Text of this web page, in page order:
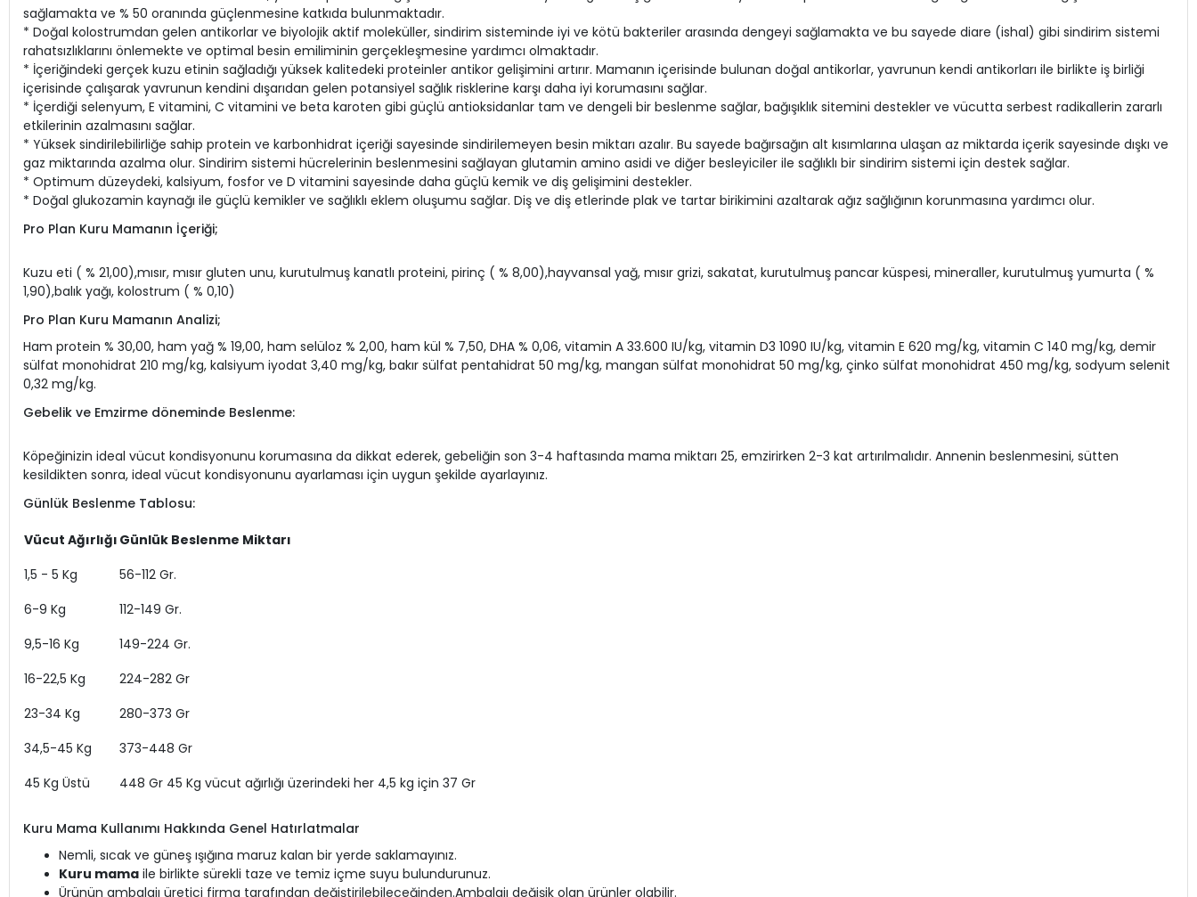
sağlamakta ve % 50 oranında güçlenmesine katkıda bulunmaktadır.
* Doğal kolostrumdan gelen antikorlar ve biyolojik aktif moleküller, sindirim sisteminde iyi ve kötü bakteriler arasında dengeyi sağlamakta ve bu sayede diare (ishal) gibi sindirim sistemi
rahatsızlıklarını önlemekte ve optimal besin emiliminin gerçekleşmesine yardımcı olmaktadır.
* İçeriğindeki gerçek kuzu etinin sağladığı yüksek kalitedeki proteinler antikor gelişimini artırır. Mamanın içerisinde bulunan doğal antikorlar, yavrunun kendi antikorları ile birlikte iş birliği
içerisinde çalışarak yavrunun kendini dışarıdan gelen potansiyel sağlık risklerine karşı daha iyi korumasını sağlar.
* İçerdiği selenyum, E vitamini, C vitamini ve beta karoten gibi güçlü antioksidanlar tam ve dengeli bir beslenme sağlar, bağışıklık sitemini destekler ve vücutta serbest radikallerin zararlı
etkilerinin azalmasını sağlar.
* Yüksek sindirilebilirliğe sahip protein ve karbonhidrat içeriği sayesinde sindirilemeyen besin miktarı azalır. Bu sayede bağırsağın alt kısımlarına ulaşan az miktarda içerik sayesinde dışkı ve
gaz miktarında azalma olur. Sindirim sistemi hücrelerinin beslenmesini sağlayan glutamin amino asidi ve diğer besleyiciler ile sağlıklı bir sindirim sistemi için destek sağlar.
* Optimum düzeydeki, kalsiyum, fosfor ve D vitamini sayesinde daha güçlü kemik ve diş gelişimini destekler.
* Doğal glukozamin kaynağı ile güçlü kemikler ve sağlıklı eklem oluşumu sağlar. Diş ve diş etlerinde plak ve tartar birikimini azaltarak ağız sağlığının korunmasına yardımcı olur.
Pro Plan Kuru Mamanın İçeriği;
Kuzu eti ( % 21,00),mısır, mısır gluten unu, kurutulmuş kanatlı proteini, pirinç ( % 8,00),hayvansal yağ, mısır grizi, sakatat, kurutulmuş pancar küspesi, mineraller, kurutulmuş yumurta ( %
1,90),balık yağı, kolostrum ( % 0,10)
Pro Plan Kuru Mamanın Analizi;
Ham protein % 30,00, ham yağ % 19,00, ham selüloz % 2,00, ham kül % 7,50, DHA % 0,06, vitamin A 33.600 IU/kg, vitamin D3 1090 IU/kg, vitamin E 620 mg/kg, vitamin C 140 mg/kg, demir
sülfat monohidrat 210 mg/kg, kalsiyum iyodat 3,40 mg/kg, bakır sülfat pentahidrat 50 mg/kg, mangan sülfat monohidrat 50 mg/kg, çinko sülfat monohidrat 450 mg/kg, sodyum selenit
0,32 mg/kg.
Gebelik ve Emzirme döneminde Beslenme:
Köpeğinizin ideal vücut kondisyonunu korumasına da dikkat ederek, gebeliğin son 3-4 haftasında mama miktarı 25, emzirirken 2-3 kat artırılmalıdır. Annenin beslenmesini, sütten
kesildikten sonra, ideal vücut kondisyonunu ayarlaması için uygun şekilde ayarlayınız.
Günlük Beslenme Tablosu:
Vücut Ağırlığı Günlük Beslenme Miktarı
1,5 - 5 Kg
56-112 Gr.
6-9 Kg
112-149 Gr.
9,5-16 Kg
149-224 Gr.
16-22,5 Kg
224-282 Gr
23-34 Kg
280-373 Gr
34,5-45 Kg
373-448 Gr
45 Kg Üstü
448 Gr 45 Kg vücut ağırlığı üzerindeki her 4,5 kg için 37 Gr
Kuru Mama Kullanımı Hakkında Genel Hatırlatmalar
Nemli, sıcak ve güneş ışığına maruz kalan bir yerde saklamayınız.
Kuru mama ile birlikte sürekli taze ve temiz içme suyu bulundurunuz.
Ürünün ambalajı üretici firma tarafından değiştirilebileceğinden.Ambalajı değişik olan ürünler olabilir.